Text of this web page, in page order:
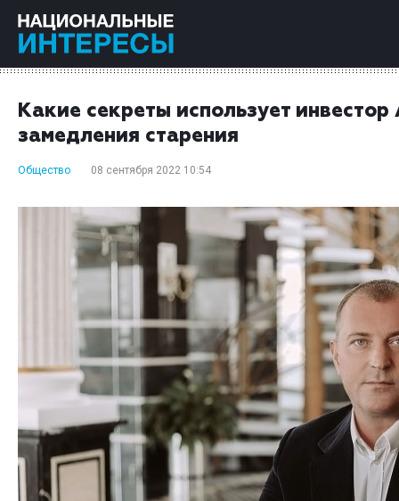
Какие секреты использует
замедления старения
Общество 08 сентября 2022 10:54